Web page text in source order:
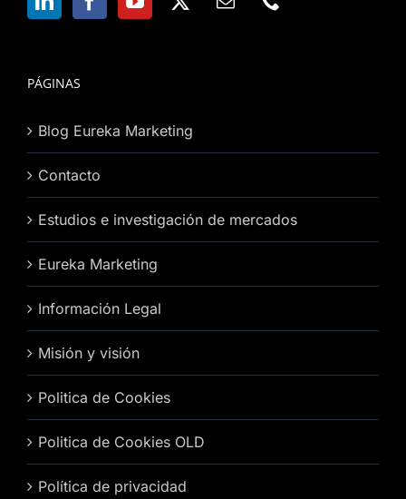
PÁGINAS
Blog Eureka Marketing
Contacto
Estudios e investigación de mercados
Eureka Marketing
Información Legal
Misión y visión
Politica de Cookies
Politica de Cookies OLD
Política de privacidad